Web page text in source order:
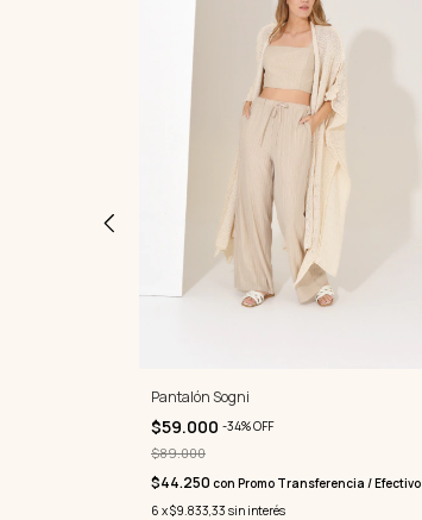
Pantalón Sogni
$59.000 -34%OFF
$89.000
$44.250 con Promo Transferencia / Efectivo
6 x$9.833,33 sin interés